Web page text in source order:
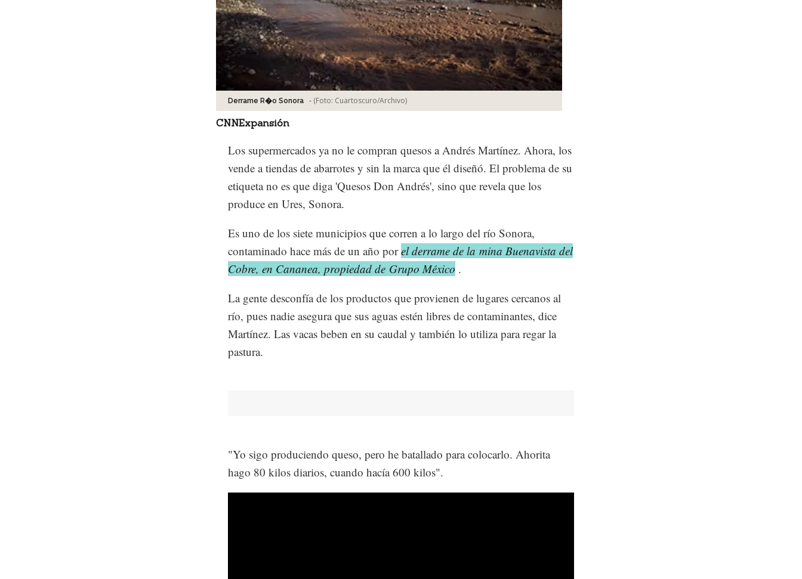
Derrame R�o Sonora - (Foto: Cuartoscuro/Archivo)
CNNExpansión
Los supermercados ya no le compran quesos a Andrés Martínez. Ahora, los
vende a tiendas de abarrotes y sin la marca que él diseñó. El problema de su
etiqueta no es que diga 'Quesos Don Andrés', sino que revela que los
produce en Ures, Sonora.
Es uno de los siete municipios que corren a lo largo del río Sonora,
contaminado hace más de un año porel derrame de la mina Buenavista del
Cobre, en Cananea, propiedad de Grupo México .
La gente desconfía de los productos que provienen de lugares cercanos al
río, pues nadie asegura que sus aguas estén libres de contaminantes, dice
Martínez. Las vacas beben en su caudal y también lo utiliza para regar la
pastura.
"Yo sigo produciendo queso, pero he batallado para colocarlo. Ahorita
hago 80 kilos diarios, cuando hacía 600 kilos".